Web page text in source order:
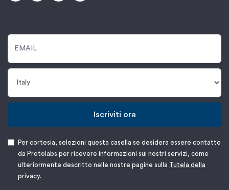
Iscriviti ora
Per cortesia, selezioni questa casella se desidera essere contatto
da Protolabs per ricevere informazioni sui nostri servizi, come
ulteriormente descritto nelle nostre pagine sulla Tutela della
privacy.